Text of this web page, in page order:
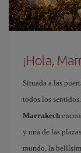
¡Hola,
Situada a las
todos los
Marrakech
y una de las
mundo, la